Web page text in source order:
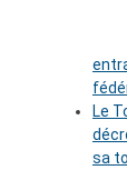
Le
sa